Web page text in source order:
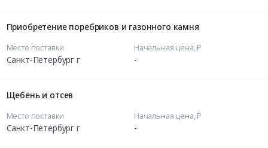
Приобретение поребриков и газонного камня
Место поставки
Санкт-Петербург г
Начальная цена, ₽
-
Щебень и отсев
Место поставки
Санкт-Петербург г
Начальная цена, ₽
-